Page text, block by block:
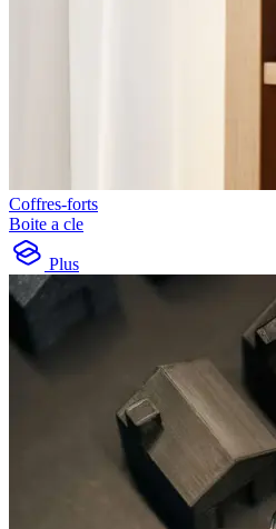
Coffres-forts
Boite a cle
Plus